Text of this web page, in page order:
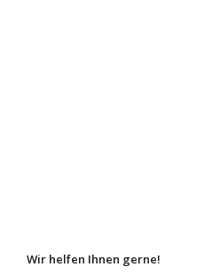
Wir helfen Ihnen gerne!